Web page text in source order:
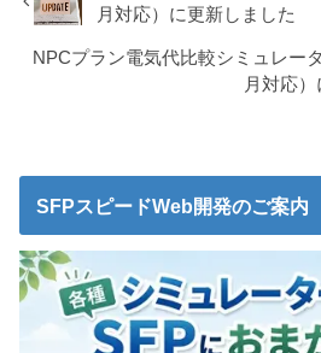
月対応）に更新しました
NPCプラン電気代比較シミュレー
月対応
SFPスピードWeb開発のご案内